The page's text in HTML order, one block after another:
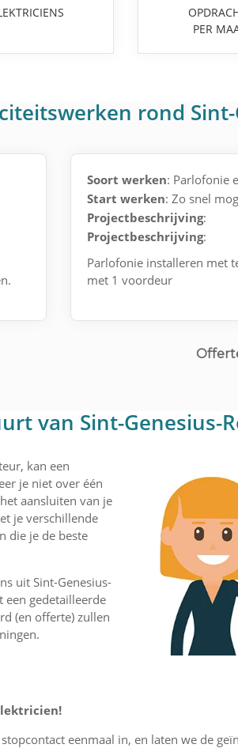
PER
rond Sint-
Soort werken: Parlofonie
Start werken: Zo snel
Projectbeschrijving:
Projectbeschrijving:
Parlofonie installeren met
met 1 voordeur
van Sint-Genesius-
kan een
je niet over één
aansluiten van je
je verschillende
die je de beste
uit Sint-Genesius-
een gedetailleerde
(en offerte) zullen
eenmaal in, en laten we de